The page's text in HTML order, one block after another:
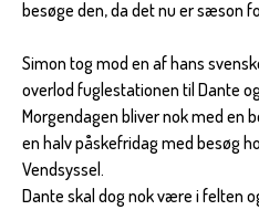
besøge den, da det nu er sæson
Simon tog mod en af hans
overlod fuglestationen til Dante
Morgendagen bliver nok med en
en halv påskefridag med besøg
Vendsyssel.
Dante skal dog nok være i felten